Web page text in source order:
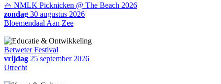
🧺 NMLK Picknicken @ The Beach 2026
zondag 30 augustus 2026
Bloemendaal Aan Zee
Betweter Festival
vrijdag 25 september 2026
Utrecht